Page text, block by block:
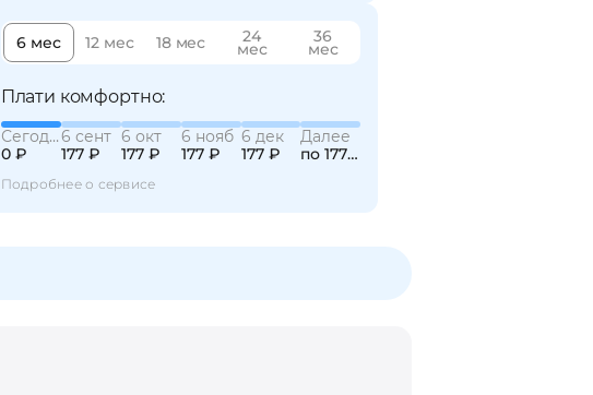
6 мес 12 мес 18 мес 24
мес
36
мес
Плати комфортно:
Сегодня
0 ₽
6 сент
177 ₽
6 окт
177 ₽
6 нояб
177 ₽
6 дек
177 ₽
Далее
по 177 ₽
Подробнее о сервисе